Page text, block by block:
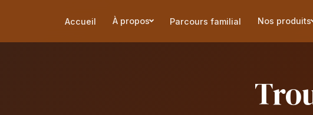
Accueil À propos Parcours familial Nos produits